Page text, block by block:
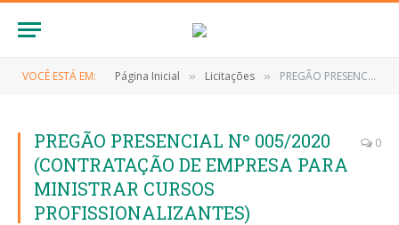
VOCÊ ESTÁ EM: Página Inicial » Licitações » PREGÃO PRESENCIAL Nº 005/2020 (CONTRATAÇÃO DE EMPRESA PARA MINISTRAR CURSOS PROFISSIONALIZANTES)
PREGÃO PRESENCIAL Nº 005/2020
(CONTRATAÇÃO DE EMPRESA PARA
MINISTRAR CURSOS
PROFISSIONALIZANTES)
0